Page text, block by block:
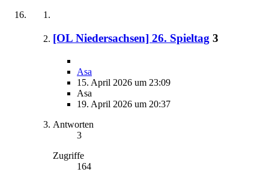
[OL Niedersachsen] 26. Spieltag 3
Asa
15. April 2026 um 23:09
Asa
19. April 2026 um 20:37
Antworten
3
Zugriffe
164